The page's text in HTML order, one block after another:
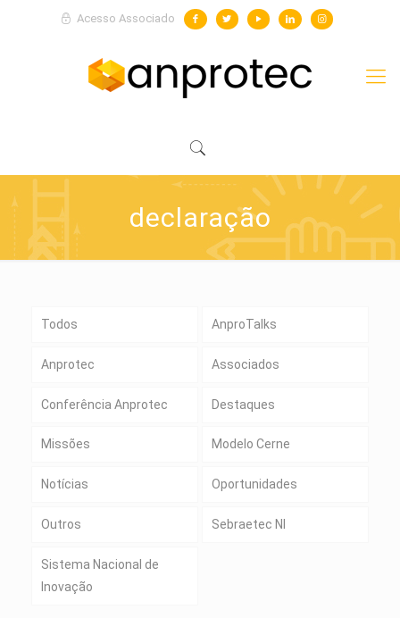
Acesso Associado
declaração
Todos AnproTalks
Anprotec Associados
Conferência Anprotec Destaques
Missões Modelo Cerne
Notícias Oportunidades
Outros Sebraetec NI
Sistema Nacional de
Inovação